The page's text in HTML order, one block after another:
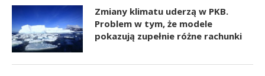
Zmiany klimatu uderzą w PKB.
Problem w tym, że modele
pokazują zupełnie różne rachunki